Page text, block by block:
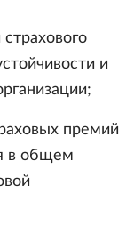
и
премий
в общем